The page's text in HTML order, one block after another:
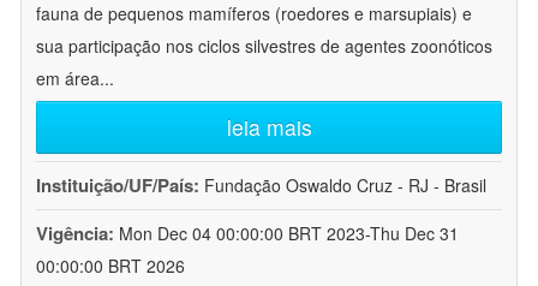
fauna de pequenos mamíferos (roedores e marsupiais) e
sua participação nos ciclos silvestres de agentes zoonóticos
em área...
leia mais
Instituição/UF/País: Fundação Oswaldo Cruz - RJ - Brasil
Vigência: Mon Dec 04 00:00:00 BRT 2023-Thu Dec 31
00:00:00 BRT 2026